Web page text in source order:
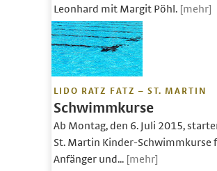
Leonhard mit Margit Pöhl. [mehr]
LIDO RATZ FATZ – ST. MARTIN
Schwimmkurse
Ab Montag, den 6. Juli 2015,
St. Martin Kinder-Schwimmkurse
Anfänger und... [mehr]